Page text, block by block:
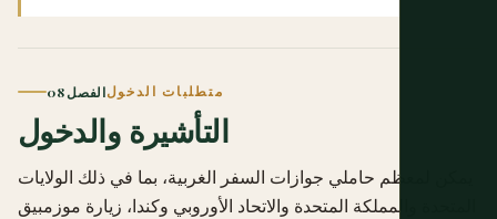
الفصل 08متطلبات الدخول
التأشيرة والدخول
يمكن لمعظم حاملي جوازات السفر الغربية، بما في ذلك الولايات
المتحدة والمملكة المتحدة والاتحاد الأوروبي وكندا، زيارة موزمبيق